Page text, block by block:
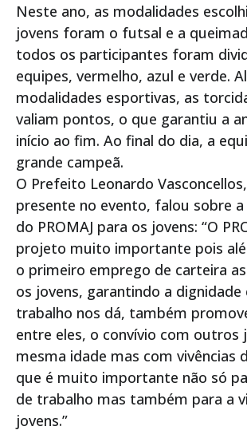
Neste ano, as modalidades
jovens foram o futsal e a
todos os participantes foram
equipes, vermelho, azul e verde.
modalidades esportivas, as
valiam pontos, o que garantiu a
início ao fim. Ao final do dia, a
grande campeã.
O Prefeito Leonardo
presente no evento, falou sobre
do PROMAJ para os jovens: “O
projeto muito importante pois
o primeiro emprego de carteira
os jovens, garantindo a dignidade
trabalho nos dá, também
entre eles, o convívio com outros
mesma idade mas com vivências
que é muito importante não só
de trabalho mas também para a
jovens.”